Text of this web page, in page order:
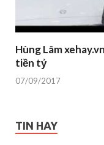
Hùng Lâm
tiền tỷ
07/09/2017
TIN HAY